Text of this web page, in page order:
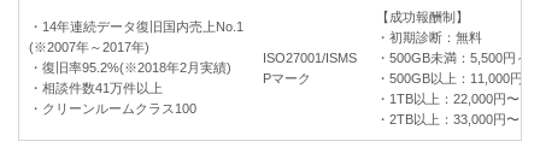
・14年連続データ復旧国内売上No.1
(※2007年～2017年)
・復旧率95.2%(※2018年2月実績)
・相談件数41万件以上
・クリーンルームクラス100
ISO27001/ISMS
Pマーク
【成功報酬制】
・初期診断：無料
・500GB未満：5,500円～
・500GB以上：11,000円〜
・1TB以上：22,000円〜
・2TB以上：33,000円〜